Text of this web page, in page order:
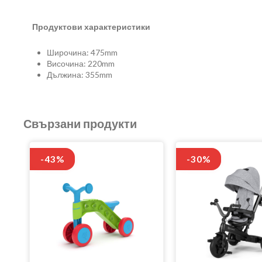
Продуктови характеристики
Широчина: 475mm
Височина: 220mm
Дължина: 355mm
Свързани продукти
-43% -30%